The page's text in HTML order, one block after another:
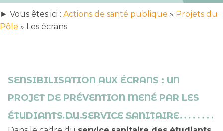
► Vous êtes ici : Actions de santé publique » Projets du
Pôle » Les écrans
SENSIBILISATION AUX ÉCRANS : UN
PROJET DE PRÉVENTION MENÉ PAR LES
ÉTUDIANTS DU SERVICE SANITAIRE